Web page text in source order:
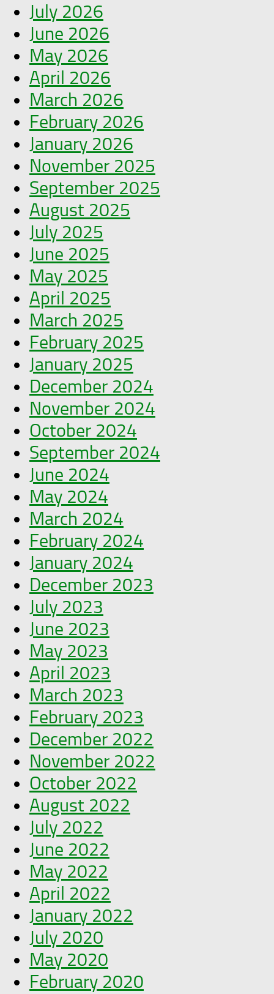
July 2026
June 2026
May 2026
April 2026
March 2026
February 2026
January 2026
November 2025
September 2025
August 2025
July 2025
June 2025
May 2025
April 2025
March 2025
February 2025
January 2025
December 2024
November 2024
October 2024
September 2024
June 2024
May 2024
March 2024
February 2024
January 2024
December 2023
July 2023
June 2023
May 2023
April 2023
March 2023
February 2023
December 2022
November 2022
October 2022
August 2022
July 2022
June 2022
May 2022
April 2022
January 2022
July 2020
May 2020
February 2020